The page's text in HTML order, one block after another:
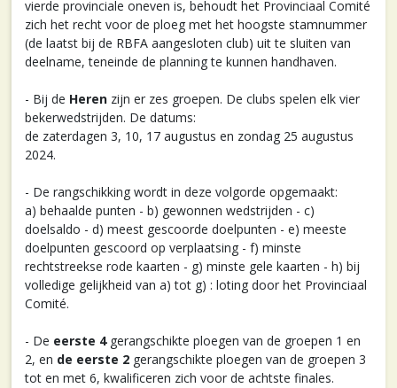
vierde provinciale oneven is, behoudt het Provinciaal Comité
zich het recht voor de ploeg met het hoogste stamnummer
(de laatst bij de RBFA aangesloten club) uit te sluiten van
deelname, teneinde de planning te kunnen handhaven.
- Bij de Heren zijn er zes groepen. De clubs spelen elk vier
bekerwedstrijden. De datums:
de zaterdagen 3, 10, 17 augustus en zondag 25 augustus
2024.
- De rangschikking wordt in deze volgorde opgemaakt:
a) behaalde punten - b) gewonnen wedstrijden - c)
doelsaldo - d) meest gescoorde doelpunten - e) meeste
doelpunten gescoord op verplaatsing - f) minste
rechtstreekse rode kaarten - g) minste gele kaarten - h) bij
volledige gelijkheid van a) tot g) : loting door het Provinciaal
Comité.
- De eerste 4gerangschikte ploegen van de groepen 1 en
2, en de eerste 2 gerangschikte ploegen van de groepen 3
tot en met 6, kwalificeren zich voor de achtste finales.